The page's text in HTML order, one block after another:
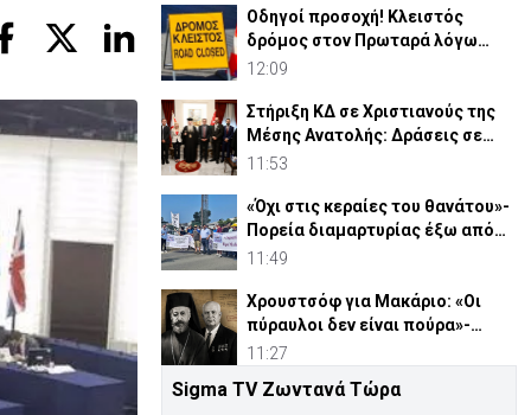
Οδηγοί προσοχή! Κλειστός
δρόμος στον Πρωταρά λόγω
έργων
12:09
Στήριξη ΚΔ σε Χριστιανούς της
Μέσης Ανατολής: Δράσεις σε
Γάζα-Συρία-Ιορδανία
11:53
«Όχι στις κεραίες του θανάτου»-
Πορεία διαμαρτυρίας έξω από
τις Β. Βάσεις
11:49
Χρουστσόφ για Μακάριο: «Οι
πύραυλοι δεν είναι πούρα»-
Αποκαλυπτικο έγγραφο 1964
11:27
Ρωσία: Στις φλόγες διυλιστήριο
Sigma TV Ζωντανά Τώρα